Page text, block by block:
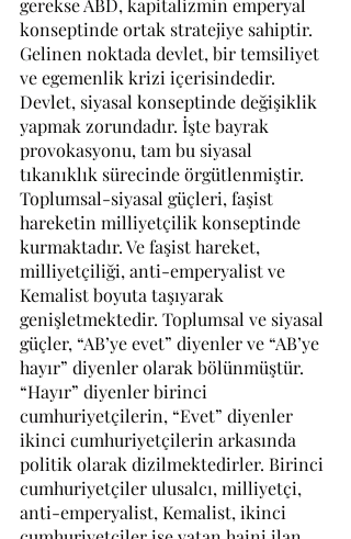
gerekse ABD, kapitalizmin emperyal
konseptinde ortak stratejiye sahiptir.
Gelinen noktada devlet, bir temsiliyet
ve egemenlik krizi içerisindedir.
Devlet, siyasal konseptinde değişiklik
yapmak zorundadır. İşte bayrak
provokasyonu, tam bu siyasal
tıkanıklık sürecinde örgütlenmiştir.
Toplumsal-siyasal güçleri, faşist
hareketin milliyetçilik konseptinde
kurmaktadır. Ve faşist hareket,
milliyetçiliği, anti-emperyalist ve
Kemalist boyuta taşıyarak
genişletmektedir. Toplumsal ve siyasal
güçler, “AB’ye evet” diyenler ve “AB’ye
hayır” diyenler olarak bölünmüştür.
“Hayır” diyenler birinci
cumhuriyetçilerin, “Evet” diyenler
ikinci cumhuriyetçilerin arkasında
politik olarak dizilmektedirler. Birinci
cumhuriyetçiler ulusalcı, milliyetçi,
anti-emperyalist, Kemalist, ikinci